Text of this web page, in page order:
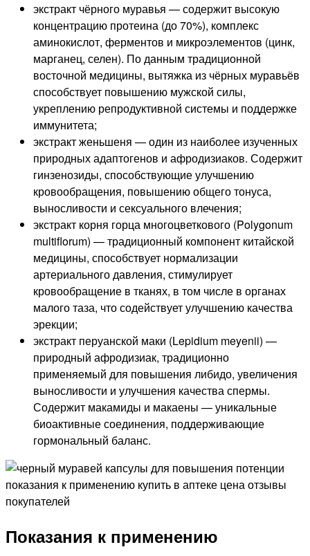
экстракт чёрного муравья — содержит высокую
концентрацию протеина (до 70%), комплекс
аминокислот, ферментов и микроэлементов (цинк,
марганец, селен). По данным традиционной
восточной медицины, вытяжка из чёрных муравьёв
способствует повышению мужской силы,
укреплению репродуктивной системы и поддержке
иммунитета;
экстракт женьшеня — один из наиболее изученных
природных адаптогенов и афродизиаков. Содержит
гинзенозиды, способствующие улучшению
кровообращения, повышению общего тонуса,
выносливости и сексуального влечения;
экстракт корня горца многоцветкового (Polygonum
multiflorum) — традиционный компонент китайской
медицины, способствует нормализации
артериального давления, стимулирует
кровообращение в тканях, в том числе в органах
малого таза, что содействует улучшению качества
эрекции;
экстракт перуанской маки (Lepidium meyenii) —
природный афродизиак, традиционно
применяемый для повышения либидо, увеличения
выносливости и улучшения качества спермы.
Содержит макамиды и макаены — уникальные
биоактивные соединения, поддерживающие
гормональный баланс.
Показания к применению